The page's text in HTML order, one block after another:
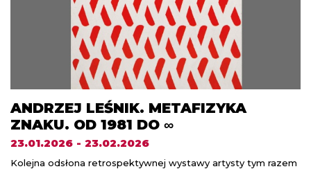
ANDRZEJ LEŚNIK. METAFIZYKA
ZNAKU. OD 1981 DO ∞
23.01.2026 - 23.02.2026
Kolejna odsłona retrospektywnej wystawy artysty tym razem